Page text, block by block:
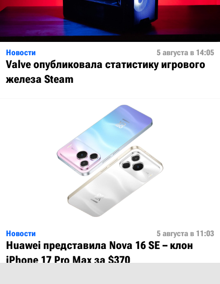
Новости 5 августа в 14:05
Valve опубликовала статистику игрового
железа Steam
Новости 5 августа в 11:03
Huawei представила Nova 16 SE – клон
iPhone 17 Pro Max за $370